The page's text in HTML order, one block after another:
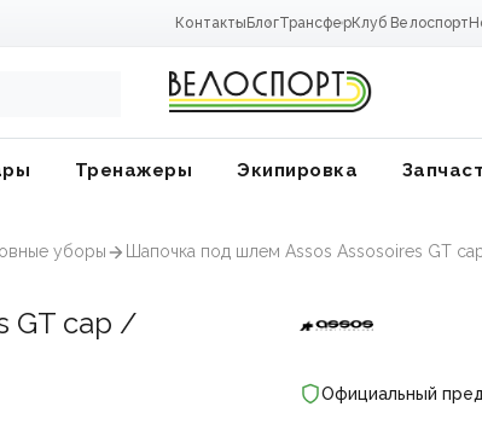
Контакты БлогТрансферКлуб Велоспорт
Тренажеры Экипировка
уборы Шапочка под шлем Assos Assosoires GT
GT cap /
Официальный